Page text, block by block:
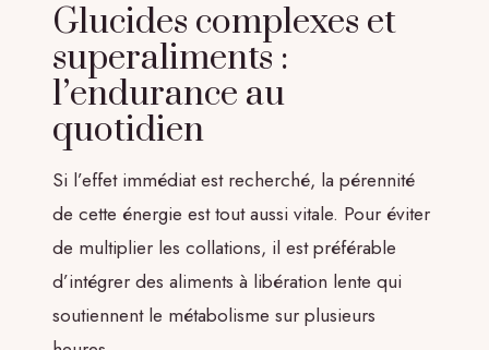
Glucides complexes et
superaliments :
l’endurance au
quotidien
Si l’effet immédiat est recherché, la pérennité
de cette énergie est tout aussi vitale. Pour éviter
de multiplier les collations, il est préférable
d’intégrer des aliments à libération lente qui
soutiennent le métabolisme sur plusieurs